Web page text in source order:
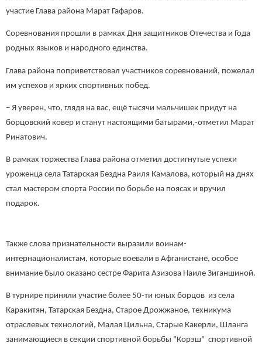
участие Глава района Марат Гафаров.
Соревнования прошли в рамках Дня защитников Отечества и Года
родных языков и народного единства.
Глава района поприветствовал участников соревнований, пожелал
им успехов и ярких спортивных побед.
– Я уверен, что, глядя на вас, ещё тысячи мальчишек придут на
борцовский ковер и станут настоящими батырами,-отметил Марат
Ринатович.
В рамках торжества Глава района отметил достигнутые успехи
уроженца села Татарская Бездна Раиля Камалова, который на днях
стал мастером спорта России по борьбе на поясах и вручил
подарок.
Также слова признательности выразили воинам-
интернационалистам, которые воевали в Афганистане, особое
внимание было оказано сестре Фарита Азизова Наиле Зиганшиной.
В турнире приняли участие более 50-ти юных борцов из села
Каракитян, Татарская Бездна, Старое Дрожжаное, техникума
отраслевых технологий, Малая Цильна, Старые Какерли, Шланга
занимающиеся в секции спортивной борьбы "Корэш" спортивной